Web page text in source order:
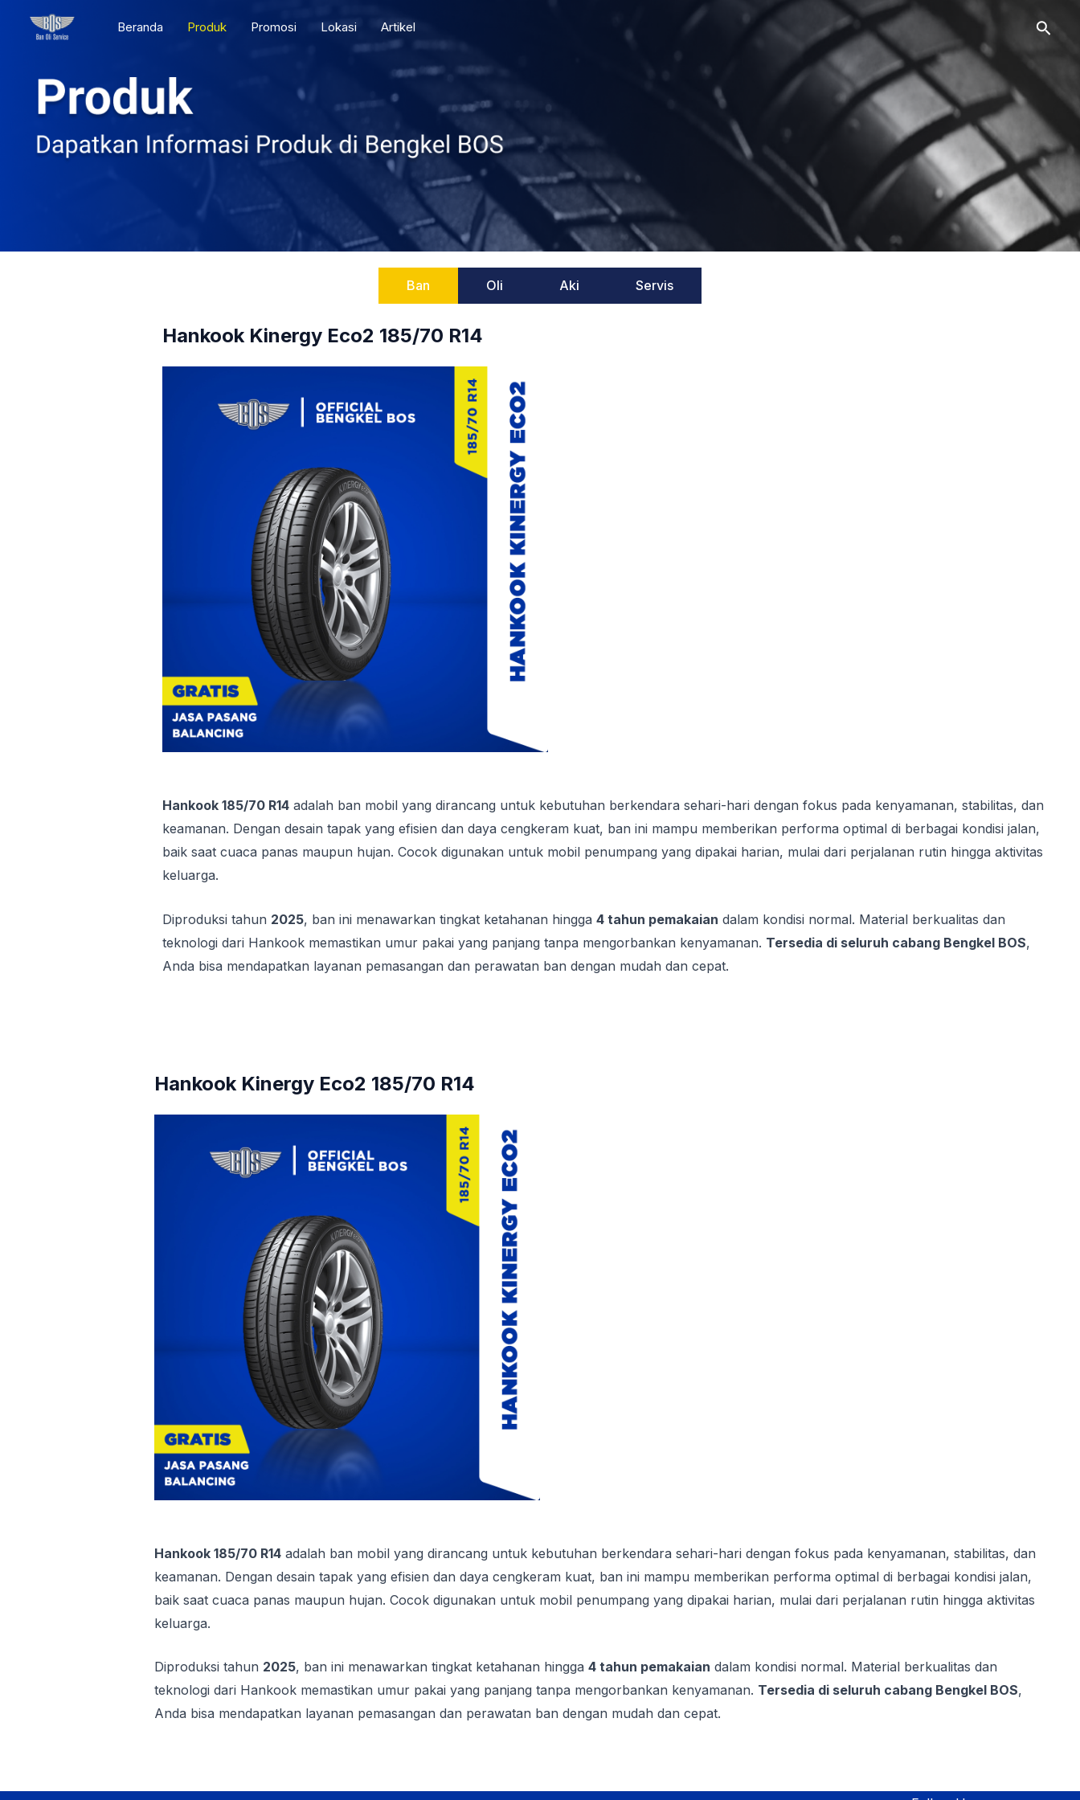
Beranda Produk Promosi Lokasi Artikel
Ban Oli Aki Servis
Hankook Kinergy Eco2 185/70 R14
Hankook 185/70 R14 adalah ban mobil yang dirancang untuk kebutuhan berkendara sehari-hari dengan fokus pada kenyamanan, stabilitas, dan
keamanan. Dengan desain tapak yang efisien dan daya cengkeram kuat, ban ini mampu memberikan performa optimal di berbagai kondisi jalan,
baik saat cuaca panas maupun hujan. Cocok digunakan untuk mobil penumpang yang dipakai harian, mulai dari perjalanan rutin hingga aktivitas
keluarga.
Diproduksi tahun 2025, ban ini menawarkan tingkat ketahanan hingga 4 tahun pemakaian dalam kondisi normal. Material berkualitas dan
teknologi dari Hankook memastikan umur pakai yang panjang tanpa mengorbankan kenyamanan. Tersedia di seluruh cabang Bengkel BOS,
Anda bisa mendapatkan layanan pemasangan dan perawatan ban dengan mudah dan cepat.
Hankook Kinergy Eco2 185/70 R14
Hankook 185/70 R14 adalah ban mobil yang dirancang untuk kebutuhan berkendara sehari-hari dengan fokus pada kenyamanan, stabilitas, dan
keamanan. Dengan desain tapak yang efisien dan daya cengkeram kuat, ban ini mampu memberikan performa optimal di berbagai kondisi jalan,
baik saat cuaca panas maupun hujan. Cocok digunakan untuk mobil penumpang yang dipakai harian, mulai dari perjalanan rutin hingga aktivitas
keluarga.
Diproduksi tahun 2025, ban ini menawarkan tingkat ketahanan hingga 4 tahun pemakaian dalam kondisi normal. Material berkualitas dan
teknologi dari Hankook memastikan umur pakai yang panjang tanpa mengorbankan kenyamanan. Tersedia di seluruh cabang Bengkel BOS,
Anda bisa mendapatkan layanan pemasangan dan perawatan ban dengan mudah dan cepat.